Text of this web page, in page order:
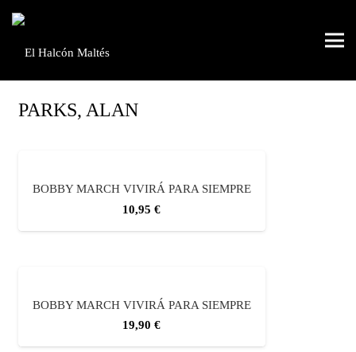
PARKS, ALAN
BOBBY MARCH VIVIRÁ PARA SIEMPRE
10,95 €
BOBBY MARCH VIVIRÁ PARA SIEMPRE
19,90 €